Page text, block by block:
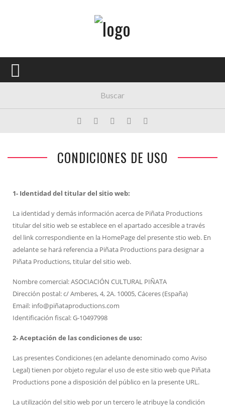
PORTADA
FESTIVALES
CONDICIONES DE USO
1- Identidad del titular del sitio web:
La identidad y demás información acerca de Piñata Productions
titular del sitio web se establece en el apartado accesible a través
del link correspondiente en la HomePage del presente stio web. En
adelante se hará referencia a Piñata Productions para designar a
Piñata Productions, titular del sitio web.
Nombre comercial: ASOCIACIÓN CULTURAL PIÑATA
Dirección postal: c/ Amberes, 4, 2A. 10005, Cáceres (España)
Email: info@piñataproductions.com
Identificación fiscal: G-10497998
2- Aceptación de las condiciones de uso:
Las presentes Condiciones (en adelante denominado como Aviso
Legal) tienen por objeto regular el uso de este sitio web que Piñata
Productions pone a disposición del público en la presente URL.
La utilización del sitio web por un tercero le atribuye la condición